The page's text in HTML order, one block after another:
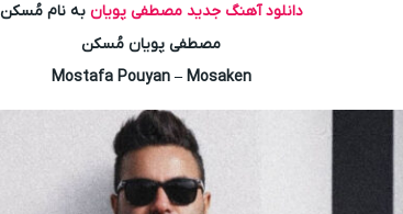
دانلود آهنگ جدید مصطفی پویان به نام مُسکن
مصطفی پویان مُسکن
Mostafa Pouyan – Mosaken